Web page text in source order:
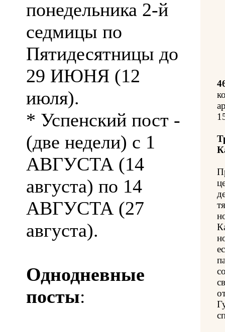
понедельника 2-й
седмицы по
Пятидесятницы до
29 ИЮНЯ (12
июля).
* Успенский пост -
(две недели) с 1
АВГУСТА (14
августа) по 14
АВГУСТА (27
августа).
Однодневные
посты: